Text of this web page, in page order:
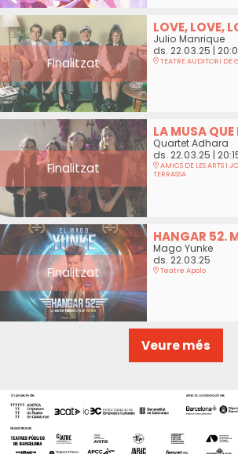
Finalitzat
LOVE, LOVE,
Julio Manrique
ds. 22.03.25 |
TEATRE AUDITORI DE
Finalitzat
LA MUSA
Quartet Adhara
ds. 22.03.25 |
AMICS DE LES ARTS I
TERRASSA
Finalitzat
HANGAR 52.
Mago Yunke
ds. 22.03.25
Teatre Apolo
Veure més